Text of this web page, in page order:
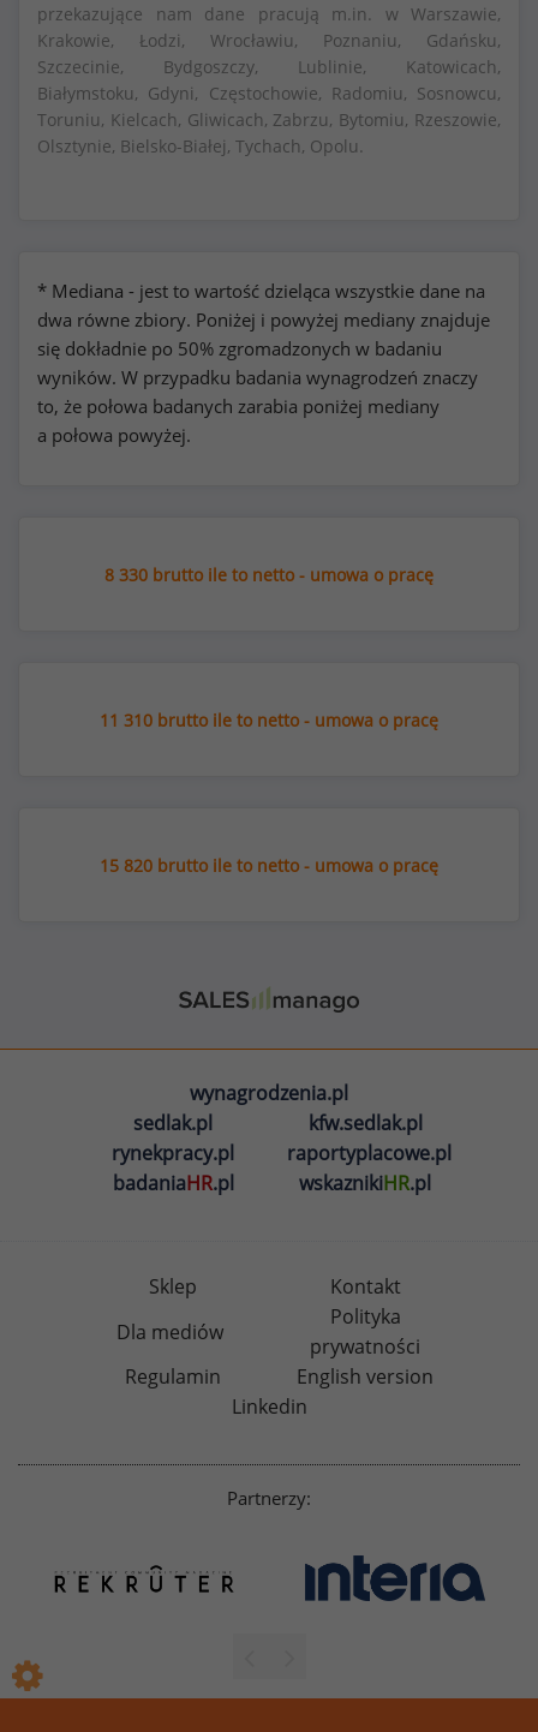
przekazujące nam dane pracują m.in. w Warszawie,
Krakowie, Łodzi, Wrocławiu, Poznaniu, Gdańsku,
Szczecinie, Bydgoszczy, Lublinie, Katowicach,
Białymstoku, Gdyni, Częstochowie, Radomiu, Sosnowcu,
Toruniu, Kielcach, Gliwicach, Zabrzu, Bytomiu, Rzeszowie,
Olsztynie, Bielsko-Białej, Tychach, Opolu.
* Mediana - jest to wartość dzieląca wszystkie dane na
dwa równe zbiory. Poniżej i powyżej mediany znajduje
się dokładnie po 50% zgromadzonych w badaniu
wyników. W przypadku badania wynagrodzeń znaczy
to, że połowa badanych zarabia poniżej mediany
a połowa powyżej.
8 330 brutto ile to netto - umowa o pracę
11 310 brutto ile to netto - umowa o pracę
15 820 brutto ile to netto - umowa o pracę
wynagrodzenia.pl
sedlak.pl
kfw.sedlak.pl
rynekpracy.pl
raportyplacowe.pl
badaniaHR.pl wskaznikiHR.pl
Sklep
Kontakt
Dla mediów
Polityka
prywatności
Regulamin
English version
Linkedin
Partnerzy: